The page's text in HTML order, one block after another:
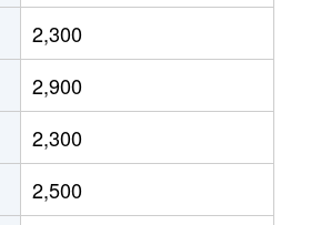
万円 朝霞台
万円 朝霞台
万円 朝霞台
万円 朝霞台
2,300
2,900
2,300
2,500